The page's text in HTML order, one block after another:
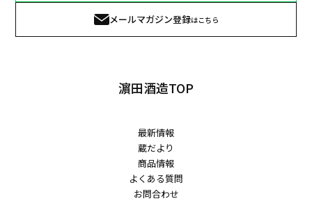
メールマガジン登録はこちら
濵田酒造TOP
最新情報
蔵だより
商品情報
よくある質問
お問合わせ